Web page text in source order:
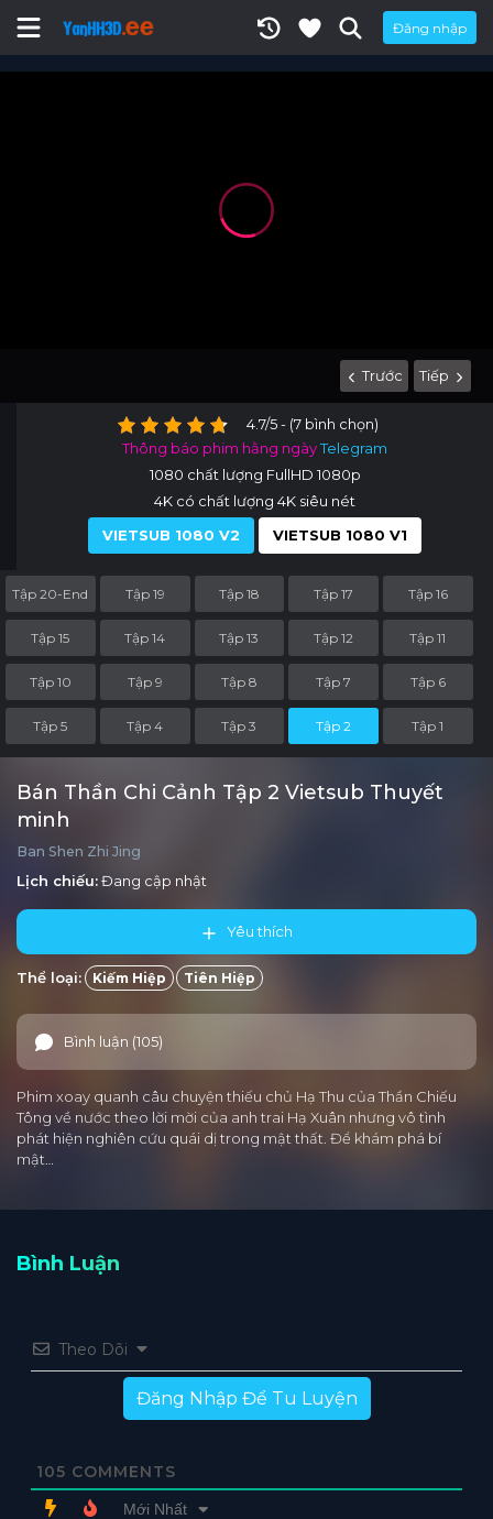
Đăng nhập
Trước Tiếp
4.7/5 - (7 bình chọn)
Thông báo phim hằng ngàyTelegram
1080 chất lượng FullHD 1080p
4K có chất lượng 4K siêu nét
VIETSUB 1080 V2
VIETSUB 1080 V1
Tập 20-End Tập 19 Tập 18 Tập 17 Tập 16
Tập 15 Tập 14 Tập 13 Tập 12 Tập 11
Tập 10 Tập 9 Tập 8 Tập 7 Tập 6
Tập 5 Tập 4 Tập 3 Tập 2 Tập 1
Bán Thần Chi Cảnh Tập 2 Vietsub Thuyết
minh
Ban Shen Zhi Jing
Lịch chiếu:Đang cập nhật
Yêu thích
Thể loại: Kiếm Hiệp Tiên Hiệp
Bình luận (105)
Phim xoay quanh câu chuyện thiếu chủ Hạ Thu của Thần Chiếu
Tông về nước theo lời mời của anh trai Hạ Xuân nhưng vô tình
phát hiện nghiên cứu quái dị trong mật thất. Để khám phá bí
mật…
Bình Luận
Theo Dõi
Đăng Nhập Để Tu Luyện
105 COMMENTS
Mới Nhất